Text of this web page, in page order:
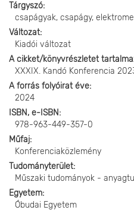
Tárgyszó
csapágyak, csapágy,
Változat
Kiadói változat
A cikket/könyvrészletet
XXXIX. Kandó Konferencia
A forrás folyóirat éve
2024
ISBN, e-ISBN
978-963-449-357-0
Műfaj
Konferenciaközlemény
Tudományterület
Műszaki tudományok -
Egyetem
Óbudai Egyetem